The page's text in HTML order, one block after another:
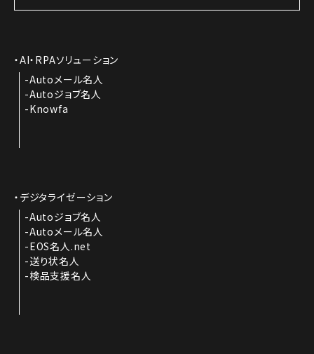
AI・RPAソリューション
Autoメール名人
Autoジョブ名人
Knowfa
デジタライゼーション
Autoジョブ名人
Autoメール名人
EOS名人.net
送り状名人
検品支援名人